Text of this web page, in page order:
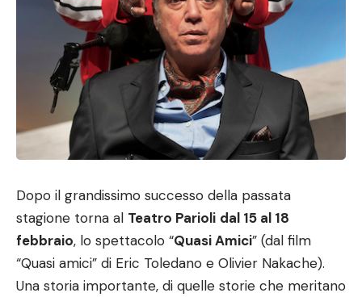
Dopo il grandissimo successo della passata
stagione torna al Teatro Parioli dal 15 al 18
febbraio, lo spettacolo “Quasi Amici” (dal film
“Quasi amici” di Eric Toledano e Olivier Nakache).
Una storia importante, di quelle storie che meritano